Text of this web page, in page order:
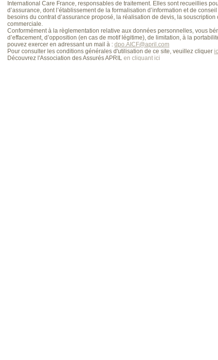
International Care France, responsables de traitement. Elles sont recueillies
d’assurance, dont l’établissement de la formalisation d’information et de
besoins du contrat d’assurance proposé, la réalisation de devis, la
commerciale.
Conformément à la règlementation relative aux données personnelles, vous
d’effacement, d’opposition (en cas de motif légitime), de limitation, à la
pouvez exercer en adressant un mail à : dpo.AICF@april.com
Pour consulter les conditions générales d'utilisation de ce site, veuillez cliquer
Découvrez l'Association des Assurés APRIL en cliquant ici